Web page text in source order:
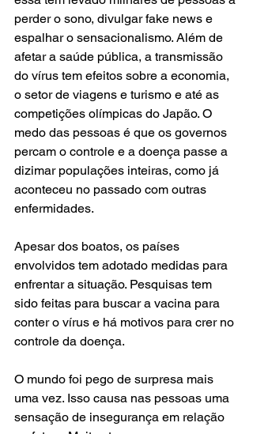
perder o sono, divulgar fake news e
espalhar o sensacionalismo. Além de
afetar a saúde pública, a transmissão
do vírus tem efeitos sobre a economia,
o setor de viagens e turismo e até as
competições olímpicas do Japão. O
medo das pessoas é que os governos
percam o controle e a doença passe a
dizimar populações inteiras, como já
aconteceu no passado com outras
enfermidades.
Apesar dos boatos, os países
envolvidos tem adotado medidas para
enfrentar a situação. Pesquisas tem
sido feitas para buscar a vacina para
conter o vírus e há motivos para crer no
controle da doença.
O mundo foi pego de surpresa mais
uma vez. Isso causa nas pessoas uma
sensação de insegurança em relação